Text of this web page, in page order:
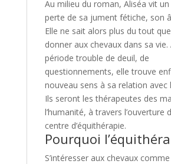
Au milieu du roman, Aliséa vit
perte de sa jument fétiche, son
Elle ne sait alors plus du tout
donner aux chevaux dans sa vie.
période trouble de deuil, de
questionnements, elle trouve
nouveau sens à sa relation avec
Ils seront les thérapeutes des
l’humanité, à travers l’ouverture
centre d’équithérapie.
Pourquoi
S’intéresser aux chevaux